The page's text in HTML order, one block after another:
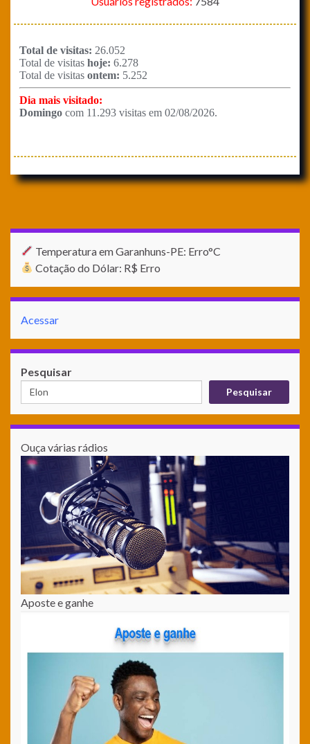
Temperatura em Garanhuns-PE: Erro°C
Cotação do Dólar: R$ Erro
Acessar
Pesquisar
Pesquisar
Ouça várias rádios
Aposte e ganhe